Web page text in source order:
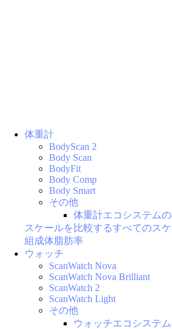
体重計
BodyScan 2
Body Scan
BodyFit
Body Comp
Body Smart
その他
体重計エコシステム
スケールを比較するすべてのス
組成体脂肪率
ウォッチ
ScanWatch Nova
ScanWatch Nova Brilliant
ScanWatch 2
ScanWatch Light
その他
ウォッチエコシステ